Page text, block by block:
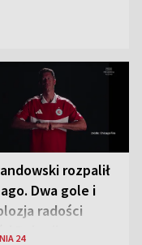
rozpalił
Dwa gole i
radości
Polonii
24